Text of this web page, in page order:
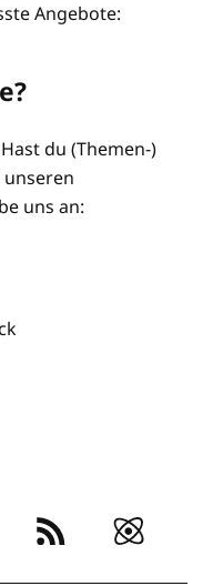
Angebote:
du (Themen-)
uns an: